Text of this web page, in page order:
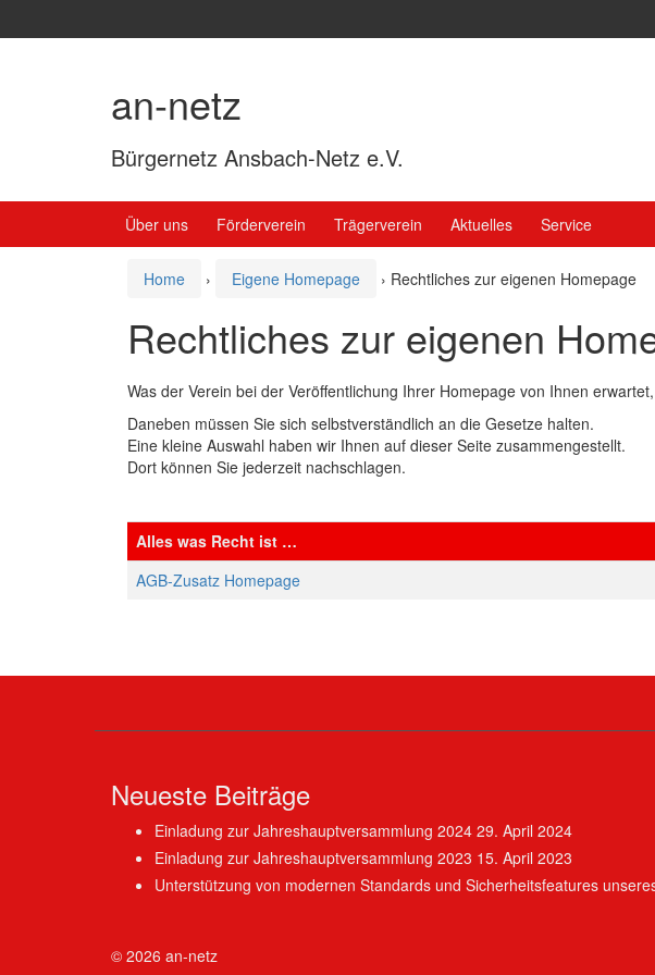
an-netz
Bürgernetz Ansbach-Netz e.V.
Über uns Förderverein Trägerverein Aktuelles Service
Home › Eigene Homepage › Rechtliches zur eigenen Homepage
Rechtliches zur eigenen
Was der Verein bei der Veröffentlichung Ihrer Homepage von Ihnen
Daneben müssen Sie sich selbstverständlich an die Gesetze halten.
Eine kleine Auswahl haben wir Ihnen auf dieser Seite zusammengestellt.
Dort können Sie jederzeit nachschlagen.
Alles was Recht ist …
AGB-Zusatz Homepage
Neueste Beiträge
Einladung zur Jahreshauptversammlung 2024 29. April 2024
Einladung zur Jahreshauptversammlung 2023 15. April 2023
Unterstützung von modernen Standards und Sicherheitsfeatures
© 2026 an-netz